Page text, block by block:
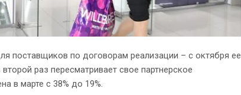
поставщиков по договорам реализации –­ с октября ее
раз пересматривает свое партнерское
в марте с 38% до 19%.